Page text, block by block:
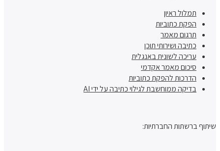
תמלול ראיון
הפקת כתוביות
תרגום מאמר
כתיבה ושירותי תוכן
עריכה לשונית באנגלית
סיכום מאמר אקדמי
הדרכות להפקת כתוביות
בדיקה ממוחשבת לגילוי כתיבה על ידי AI
שיתוף ברשתות החברתיות: